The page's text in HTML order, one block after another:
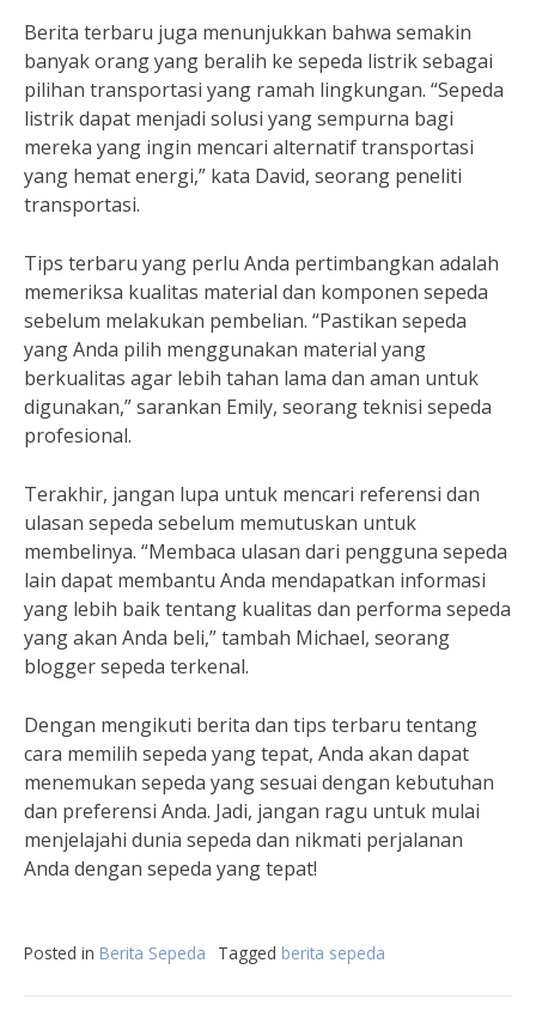
Berita terbaru juga menunjukkan bahwa semakin
banyak orang yang beralih ke sepeda listrik sebagai
pilihan transportasi yang ramah lingkungan. “Sepeda
listrik dapat menjadi solusi yang sempurna bagi
mereka yang ingin mencari alternatif transportasi
yang hemat energi,” kata David, seorang peneliti
transportasi.
Tips terbaru yang perlu Anda pertimbangkan adalah
memeriksa kualitas material dan komponen sepeda
sebelum melakukan pembelian. “Pastikan sepeda
yang Anda pilih menggunakan material yang
berkualitas agar lebih tahan lama dan aman untuk
digunakan,” sarankan Emily, seorang teknisi sepeda
profesional.
Terakhir, jangan lupa untuk mencari referensi dan
ulasan sepeda sebelum memutuskan untuk
membelinya. “Membaca ulasan dari pengguna sepeda
lain dapat membantu Anda mendapatkan informasi
yang lebih baik tentang kualitas dan performa sepeda
yang akan Anda beli,” tambah Michael, seorang
blogger sepeda terkenal.
Dengan mengikuti berita dan tips terbaru tentang
cara memilih sepeda yang tepat, Anda akan dapat
menemukan sepeda yang sesuai dengan kebutuhan
dan preferensi Anda. Jadi, jangan ragu untuk mulai
menjelajahi dunia sepeda dan nikmati perjalanan
Anda dengan sepeda yang tepat!
Posted in Berita Sepeda Tagged berita sepeda